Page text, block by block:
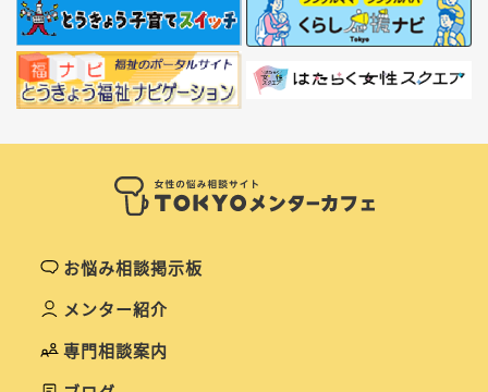
お悩み相談掲示板
メンター紹介
専門相談案内